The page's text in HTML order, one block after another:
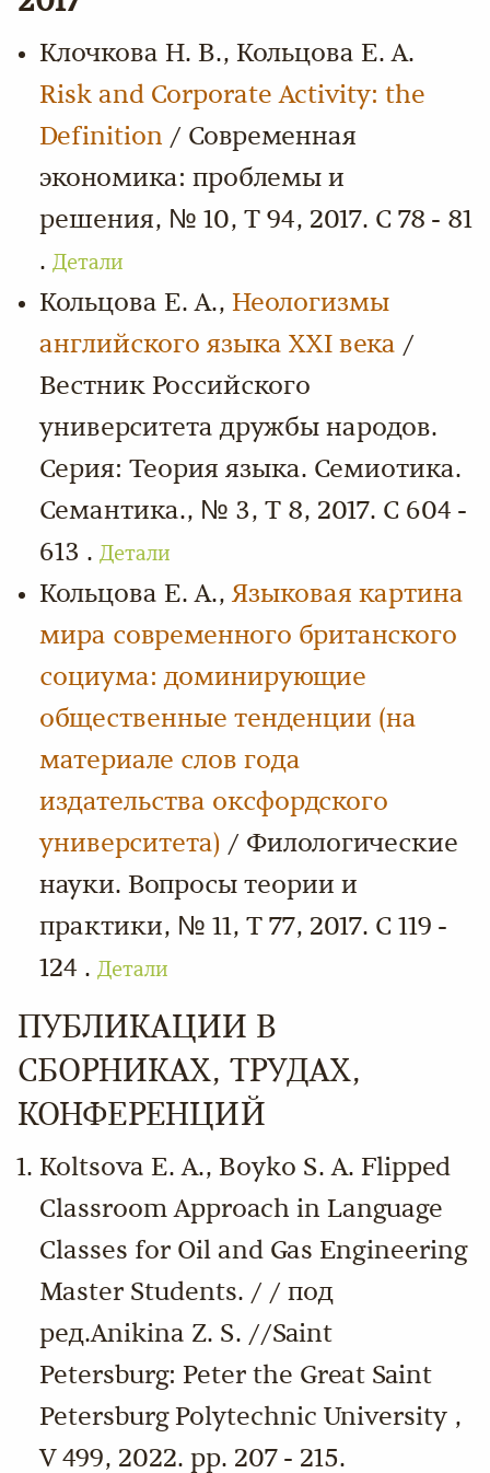
Клочкова Н. В., Кольцова Е. А.
Risk and Corporate Activity: the
Definition / Современная
экономика: проблемы и
решения, № 10, Т 94, 2017. С 78 - 81
. Детали
Кольцова Е. А., Неологизмы
английского языка XXI века /
Вестник Российского
университета дружбы народов.
Серия: Теория языка. Семиотика.
Семантика., № 3, Т 8, 2017. С 604 -
613 . Детали
Кольцова Е. А.,Языковая картина
мира современного британского
социума: доминирующие
общественные тенденции (на
материале слов года
издательства оксфордского
университета) / Филологические
науки. Вопросы теории и
практики, № 11, Т 77, 2017. С 119 -
124 . Детали
ПУБЛИКАЦИИ В
СБОРНИКАХ, ТРУДАХ,
КОНФЕРЕНЦИЙ
Koltsova E. A., Boyko S. A. Flipped
Classroom Approach in Language
Classes for Oil and Gas Engineering
Master Students. / / под
ред.Anikina Z. S. //Saint
Petersburg: Peter the Great Saint
Petersburg Polytechnic University ,
V 499, 2022. pp. 207 - 215.